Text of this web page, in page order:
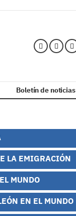
Boletín de noticias
LA EMIGRACIÓN
MUNDO
EN EL MUNDO